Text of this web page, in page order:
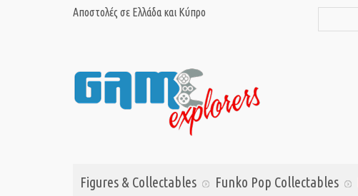
Αποστολές σε Ελλάδα και Κύπρο
Figures & Collectables Funko Pop Collectables